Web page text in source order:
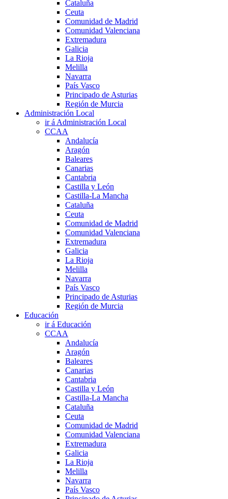
Cataluña
Ceuta
Comunidad de Madrid
Comunidad Valenciana
Extremadura
Galicia
La Rioja
Melilla
Navarra
País Vasco
Principado de Asturias
Región de Murcia
Administración Local
ir á Administración Local
CCAA
Andalucía
Aragón
Baleares
Canarias
Cantabria
Castilla y León
Castilla-La Mancha
Cataluña
Ceuta
Comunidad de Madrid
Comunidad Valenciana
Extremadura
Galicia
La Rioja
Melilla
Navarra
País Vasco
Principado de Asturias
Región de Murcia
Educación
ir á Educación
CCAA
Andalucía
Aragón
Baleares
Canarias
Cantabria
Castilla y León
Castilla-La Mancha
Cataluña
Ceuta
Comunidad de Madrid
Comunidad Valenciana
Extremadura
Galicia
La Rioja
Melilla
Navarra
País Vasco